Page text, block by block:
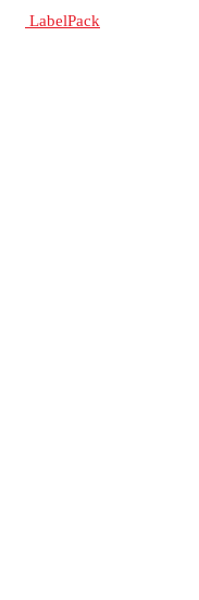
LabelPack